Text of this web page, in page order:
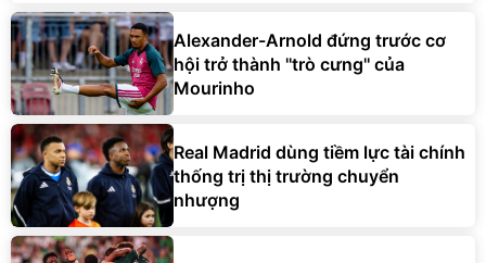
Alexander-Arnold đứng trước cơ
hội trở thành ''trò cưng'' của
Mourinho
Real Madrid dùng tiềm lực tài chính
thống trị thị trường chuyển
nhượng